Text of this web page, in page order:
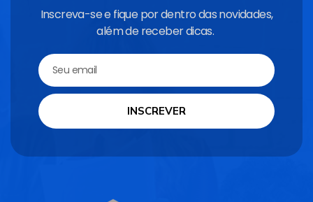
Inscreva-se e fique por dentro das novidades,
além de receber dicas.
INSCREVER